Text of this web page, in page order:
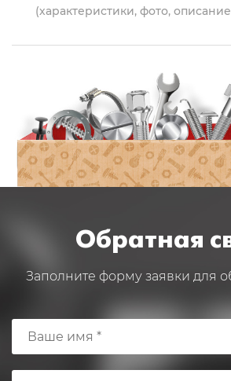
(характеристики, фото,
Обратная
Заполните форму заявки для